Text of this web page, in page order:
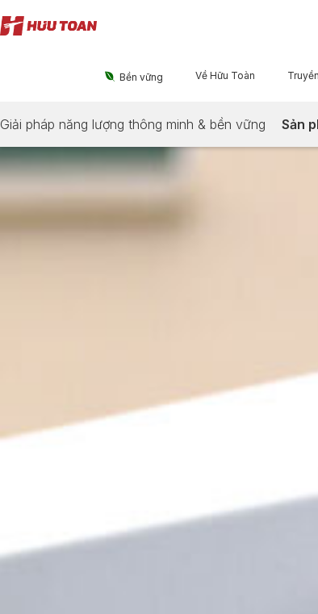
 Bền vững Về Hữu Toàn
Sản
Giải pháp năng lượng thông minh & bền vững